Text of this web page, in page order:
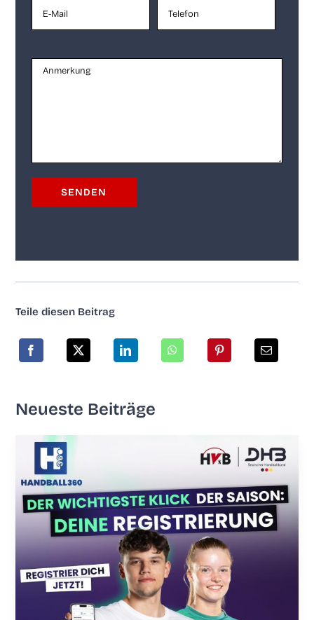
Tei­le die­sen Beitrag
Neu­es­te Beiträge